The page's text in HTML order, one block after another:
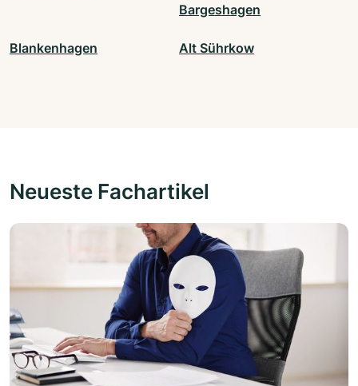
Bargeshagen
Blankenhagen Alt Sührkow
Neueste Fachartikel